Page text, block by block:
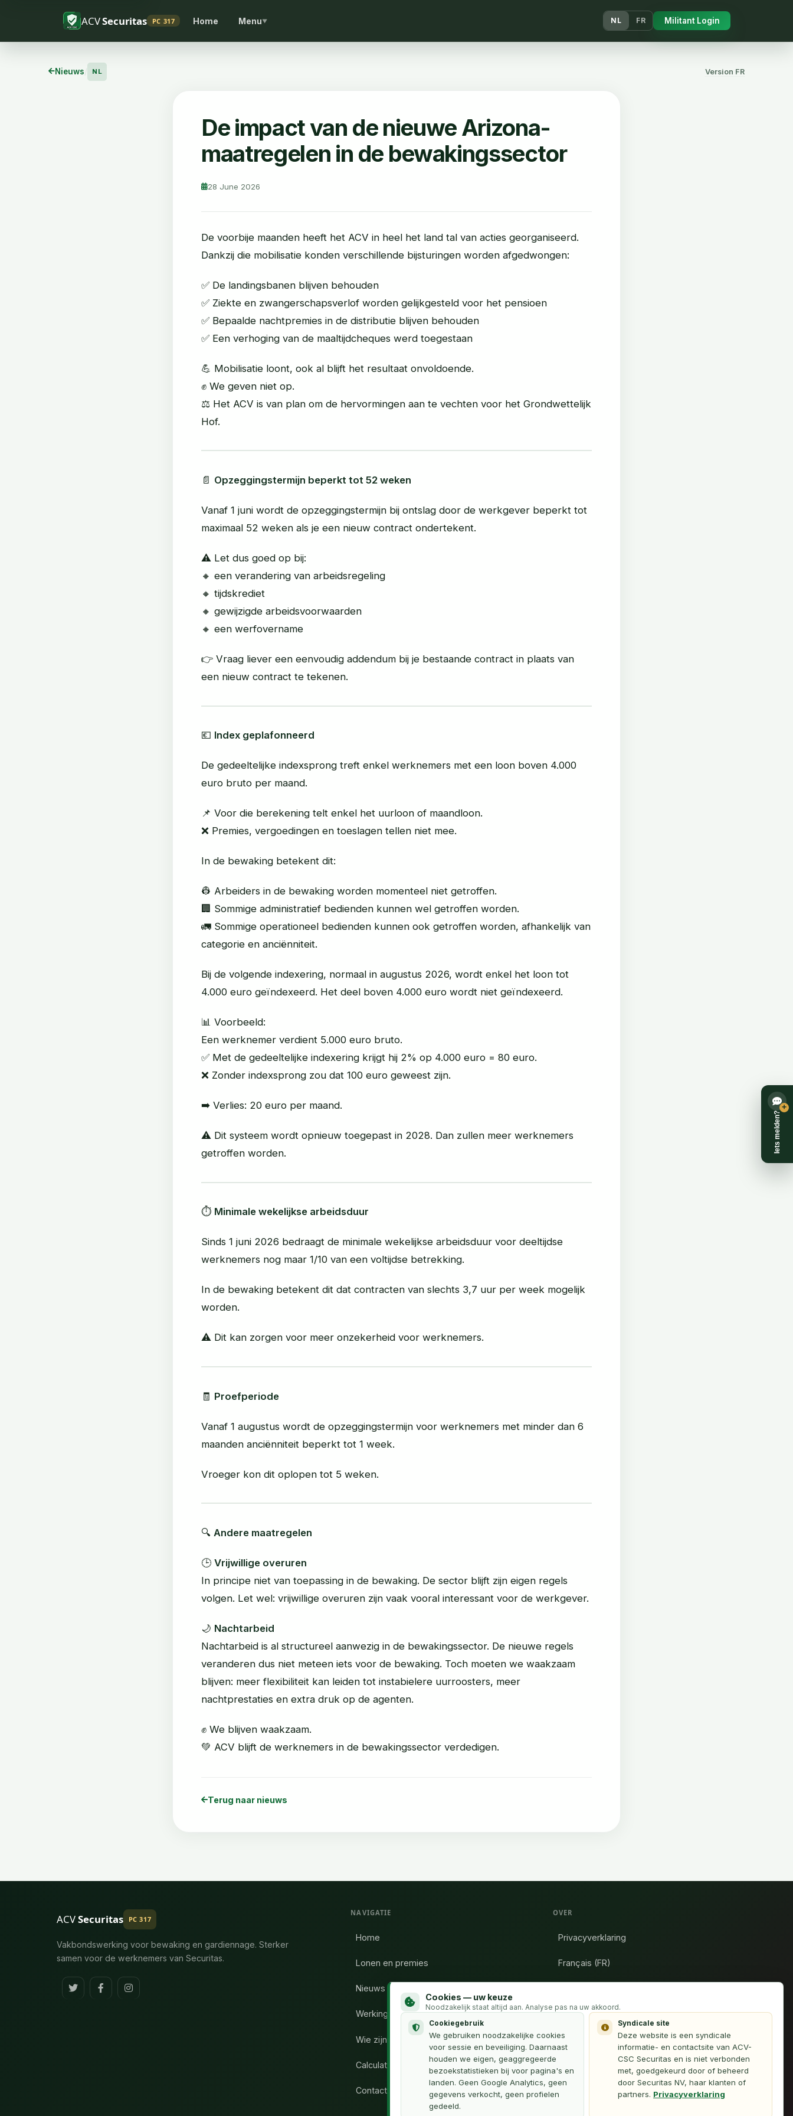
ACVSecuritas PC 317 Home Menu▼ NL FR Militant Login
+
Iets melden?
Nieuws NL Version FR
De impact van de nieuwe Arizona-
maatregelen in de bewakingssector
28 June 2026
De voorbije maanden heeft het ACV in heel het land tal van acties georganiseerd.
Dankzij die mobilisatie konden verschillende bijsturingen worden afgedwongen:
✅ De landingsbanen blijven behouden
✅ Ziekte en zwangerschapsverlof worden gelijkgesteld voor het pensioen
✅ Bepaalde nachtpremies in de distributie blijven behouden
✅ Een verhoging van de maaltijdcheques werd toegestaan
💪 Mobilisatie loont, ook al blijft het resultaat onvoldoende.
✊ We geven niet op.
⚖️ Het ACV is van plan om de hervormingen aan te vechten voor het Grondwettelijk
Hof.
📄 Opzeggingstermijn beperkt tot 52 weken
Vanaf 1 juni wordt de opzeggingstermijn bij ontslag door de werkgever beperkt tot
maximaal 52 weken als je een nieuw contract ondertekent.
⚠️ Let dus goed op bij:
🔸 een verandering van arbeidsregeling
🔸 tijdskrediet
🔸 gewijzigde arbeidsvoorwaarden
🔸 een werfovername
👉 Vraag liever een eenvoudig addendum bij je bestaande contract in plaats van
een nieuw contract te tekenen.
💶 Index geplafonneerd
De gedeeltelijke indexsprong treft enkel werknemers met een loon boven 4.000
euro bruto per maand.
📌 Voor die berekening telt enkel het uurloon of maandloon.
❌ Premies, vergoedingen en toeslagen tellen niet mee.
In de bewaking betekent dit:
👷 Arbeiders in de bewaking worden momenteel niet getroffen.
🏢 Sommige administratief bedienden kunnen wel getroffen worden.
🚛 Sommige operationeel bedienden kunnen ook getroffen worden, afhankelijk van
categorie en anciënniteit.
Bij de volgende indexering, normaal in augustus 2026, wordt enkel het loon tot
4.000 euro geïndexeerd. Het deel boven 4.000 euro wordt niet geïndexeerd.
📊 Voorbeeld:
Een werknemer verdient 5.000 euro bruto.
✅ Met de gedeeltelijke indexering krijgt hij 2% op 4.000 euro = 80 euro.
❌ Zonder indexsprong zou dat 100 euro geweest zijn.
➡️ Verlies: 20 euro per maand.
⚠️ Dit systeem wordt opnieuw toegepast in 2028. Dan zullen meer werknemers
getroffen worden.
⏱️ Minimale wekelijkse arbeidsduur
Sinds 1 juni 2026 bedraagt de minimale wekelijkse arbeidsduur voor deeltijdse
werknemers nog maar 1/10 van een voltijdse betrekking.
In de bewaking betekent dit dat contracten van slechts 3,7 uur per week mogelijk
worden.
⚠️ Dit kan zorgen voor meer onzekerheid voor werknemers.
🧾 Proefperiode
Vanaf 1 augustus wordt de opzeggingstermijn voor werknemers met minder dan 6
maanden anciënniteit beperkt tot 1 week.
Vroeger kon dit oplopen tot 5 weken.
🔍 Andere maatregelen
🕒 Vrijwillige overuren
In principe niet van toepassing in de bewaking. De sector blijft zijn eigen regels
volgen. Let wel: vrijwillige overuren zijn vaak vooral interessant voor de werkgever.
🌙 Nachtarbeid
Nachtarbeid is al structureel aanwezig in de bewakingssector. De nieuwe regels
veranderen dus niet meteen iets voor de bewaking. Toch moeten we waakzaam
blijven: meer flexibiliteit kan leiden tot instabielere uurroosters, meer
nachtprestaties en extra druk op de agenten.
✊ We blijven waakzaam.
💚 ACV blijft de werknemers in de bewakingssector verdedigen.
Terug naar nieuws
ACVSecuritas PC 317
Vakbondswerking voor bewaking en gardiennage. Sterker
samen voor de werknemers van Securitas.
NAVIGATIE
Home
Lonen en premies
Nieuws
Werking vakbond
Wie zijn wij
Calculator uren
Contact
OVER
Privacyverklaring
Français (FR)
Dit platform is een initiatief van
vakbondsafgevaardigden van ACV-Securitas en is
niet verbonden met Securitas NV.
Cookies — uw keuze
Noodzakelijk staat altijd aan. Analyse pas na uw akkoord.
Cookiegebruik
We gebruiken noodzakelijke cookies
voor sessie en beveiliging. Daarnaast
houden we eigen, geaggregeerde
bezoekstatistieken bij voor pagina's en
landen. Geen Google Analytics, geen
gegevens verkocht, geen profielen
gedeeld.
Syndicale site
Deze website is een syndicale
informatie- en contactsite van ACV-
CSC Securitas en is niet verbonden
met, goedgekeurd door of beheerd
door Securitas NV, haar klanten of
partners. Privacyverklaring